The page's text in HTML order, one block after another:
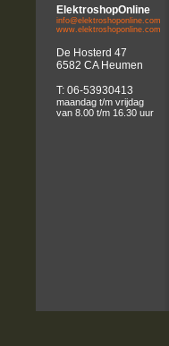
ElektroshopOnline
info@elektroshoponline.com
www.elektroshoponline.com
De Hosterd 47
6582 CA Heumen
T: 06-53930413
maandag t/m vrijdag
van 8.00 t/m 16.30 uur